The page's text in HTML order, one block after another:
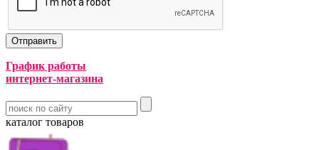
График работы
интернет-магазина
каталог товаров